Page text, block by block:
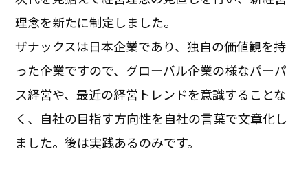
理念を新たに制定しました。
ザナックスは日本企業であり、独自の価値観を持
った企業ですので、グローバル企業の様なパーパ
ス経営や、最近の経営トレンドを意識することな
く、自社の目指す方向性を自社の言葉で文章化し
ました。後は実践あるのみです。